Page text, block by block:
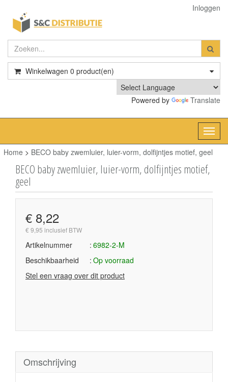
Inloggen
Winkelwagen 0 product(en)
Powered by Translate
Home > BECO baby zwemluier, luier-vorm, dolfijntjes motief, geel
BECO baby zwemluier, luier-vorm, dolfijntjes motief,
geel
€ 8,22
€ 9,95 inclusief BTW
Artikelnummer
6982-2-M
Beschikbaarheid
Op voorraad
Stel een vraag over dit product
Omschrijving